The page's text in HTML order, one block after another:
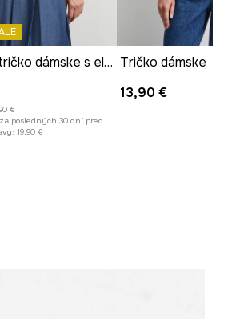
Bavlnené tričko dámske s elastanom interlock
€
posledných 30 dní pred
19,90 €
Tričko dámske
13,90 €